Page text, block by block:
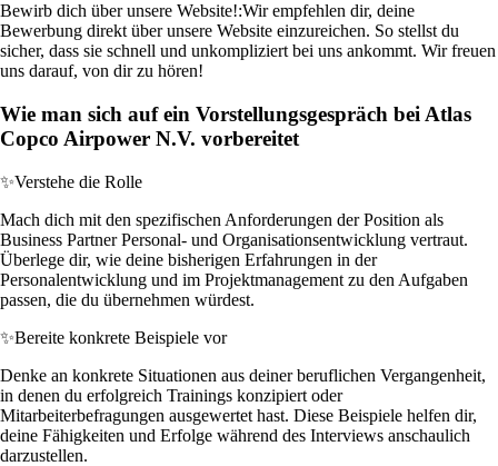
Bewirb dich über unsere Website!:Wir empfehlen dir, deine
Bewerbung direkt über unsere Website einzureichen. So stellst du
sicher, dass sie schnell und unkompliziert bei uns ankommt. Wir freuen
uns darauf, von dir zu hören!
Wie man sich auf ein Vorstellungsgespräch bei Atlas
Copco Airpower N.V. vorbereitet
✨Verstehe die Rolle
Mach dich mit den spezifischen Anforderungen der Position als
Business Partner Personal- und Organisationsentwicklung vertraut.
Überlege dir, wie deine bisherigen Erfahrungen in der
Personalentwicklung und im Projektmanagement zu den Aufgaben
passen, die du übernehmen würdest.
✨Bereite konkrete Beispiele vor
Denke an konkrete Situationen aus deiner beruflichen Vergangenheit,
in denen du erfolgreich Trainings konzipiert oder
Mitarbeiterbefragungen ausgewertet hast. Diese Beispiele helfen dir,
deine Fähigkeiten und Erfolge während des Interviews anschaulich
darzustellen.